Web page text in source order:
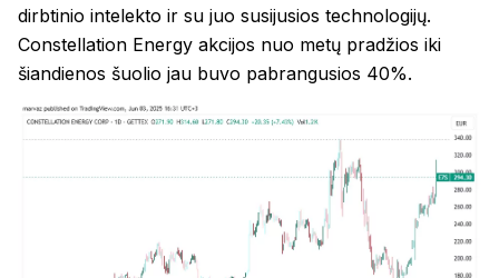
dirbtinio intelekto ir su juo susijusios technologijų.
Constellation Energy akcijos nuo metų pradžios iki
šiandienos šuolio jau buvo pabrangusios 40%.